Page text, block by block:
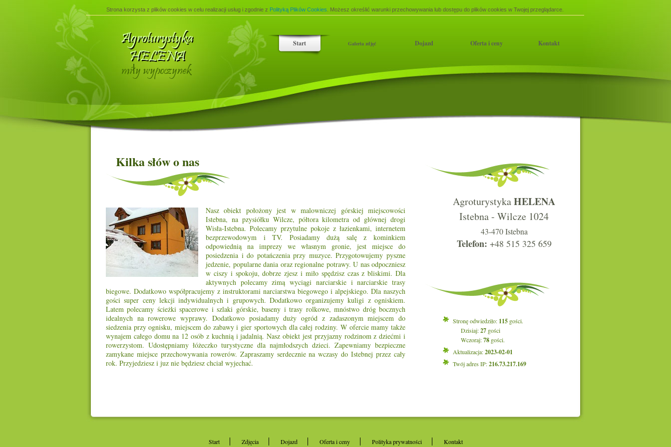
Strona korzysta z plików cookies w celu realizacji usług i zgodnie z Polityką Plików Cookies . Możesz określić warunki przechowywania lub dostępu do plików cookies w Twojej przeglądarce.
Start Galeria zdjęć Dojazd Oferta i ceny Kontakt
Kilka słów o nas
Nasz obiekt położony jest w malowniczej górskiej miejscowości
Istebna, na pzysiółku Wilcze, półtora kilometra od głównej drogi
Wisła-Istebna. Polecamy przytulne pokoje z łazienkami, internetem
bezprzewodowym i TV. Posiadamy dużą salę z kominkiem
odpowiednią na imprezy we własnym gronie, jest miejsce do
posiedzenia i do potańczenia przy muzyce. Przygotowujemy pyszne
jedzenie, popularne dania oraz regionalne potrawy. U nas odpoczniesz
w ciszy i spokoju, dobrze zjesz i miło spędzisz czas z bliskimi. Dla
aktywnych polecamy zimą wyciągi narciarskie i narciarskie trasy
biegowe. Dodatkowo współpracujemy z instruktorami narciarstwa biegowego i alpejskiego. Dla naszych
gości super ceny lekcji indywidualnych i grupowych. Dodatkowo organizujemy kuligi z ogniskiem.
Latem polecamy ścieżki spacerowe i szlaki górskie, baseny i trasy rolkowe, mnóstwo dróg bocznych
idealnych na rowerowe wyprawy. Dodatkowo posiadamy duży ogród z zadaszonym miejscem do
siedzenia przy ognisku, miejscem do zabawy i gier sportowych dla całej rodziny. W ofercie mamy także
wynajem całego domu na 12 osób z kuchnią i jadalnią. Nasz obiekt jest przyjazny rodzinom z dziećmi i
rowerzystom. Udostępniamy łóżeczko turystyczne dla najmłodszych dzieci. Zapewniamy bezpieczne
zamykane miejsce przechowywania rowerów. Zapraszamy serdecznie na wczasy do Istebnej przez cały
rok. Przyjedziesz i juz nie będziesz chciał wyjechać.
AgroturystykaHELENA
Istebna - Wilcze 1024
43-470 Istebna
Telefon: +48 515 325 659
Stronę odwiedziło: 115 gości.
Dzisiaj:27 gości
Wczoraj:78 gości.
Aktualizacja:2023-02-01
Twój adres IP:216.73.217.169
Start Zdjęcia Dojazd Oferta i ceny Polityka prywatności Kontakt